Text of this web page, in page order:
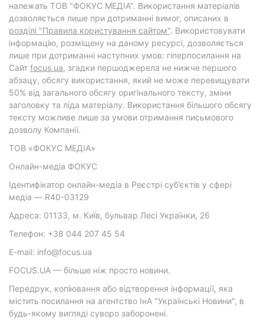
належать ТОВ "ФОКУС МЕДІА". Використання матеріалів
дозволяється лише при дотриманні вимог, описаних в
розділі "Правила користування сайтом". Використовувати
інформацію, розміщену на даному ресурсі, дозволяється
лише при дотриманні наступних умов: гіперпосилання на
Cайт focus.ua, згадки першоджерела не нижче першого
абзацу, обсягу використання, який не може перевищувати
50% від загального обсягу оригінального тексту, зміни
заголовку та ліда матеріалу. Використання більшого обсягу
тексту можливе лише за умови отримання письмового
дозволу Компанії.
ТОВ «ФОКУС МЕДІА»
Онлайн-медіа ФОКУС
Ідентифікатор онлайн-медіа в Реєстрі суб’єктів у сфері
медіа — R40-03129
Адреса: 01133, м. Київ, бульвар Лесі Українки, 26
Телефон: +38 044 207 45 54
E-mail: info@focus.ua
FOCUS.UA — більше ніж просто новини.
Передрук, копіювання або відтворення інформації, яка
містить посилання на агентство ІнА "Українські Новини", в
будь-якому вигляді суворо заборонені.